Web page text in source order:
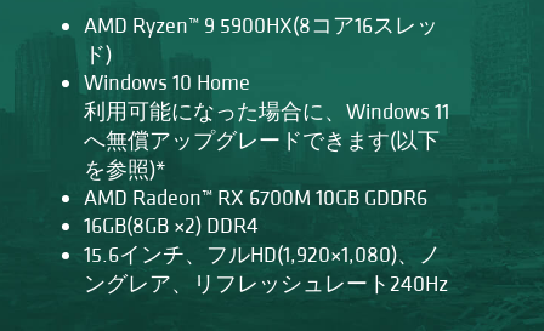
AMD Ryzen™ 9 5900HX(8コア16スレッ
ド)
Windows 10 Home
利用可能になった場合に、Windows 11
へ無償アップグレードできます(以下
を参照)*
AMD Radeon™ RX 6700M 10GB GDDR6
16GB(8GB ×2) DDR4
15.6インチ、フルHD(1,920×1,080)、ノ
ングレア、リフレッシュレート240Hz